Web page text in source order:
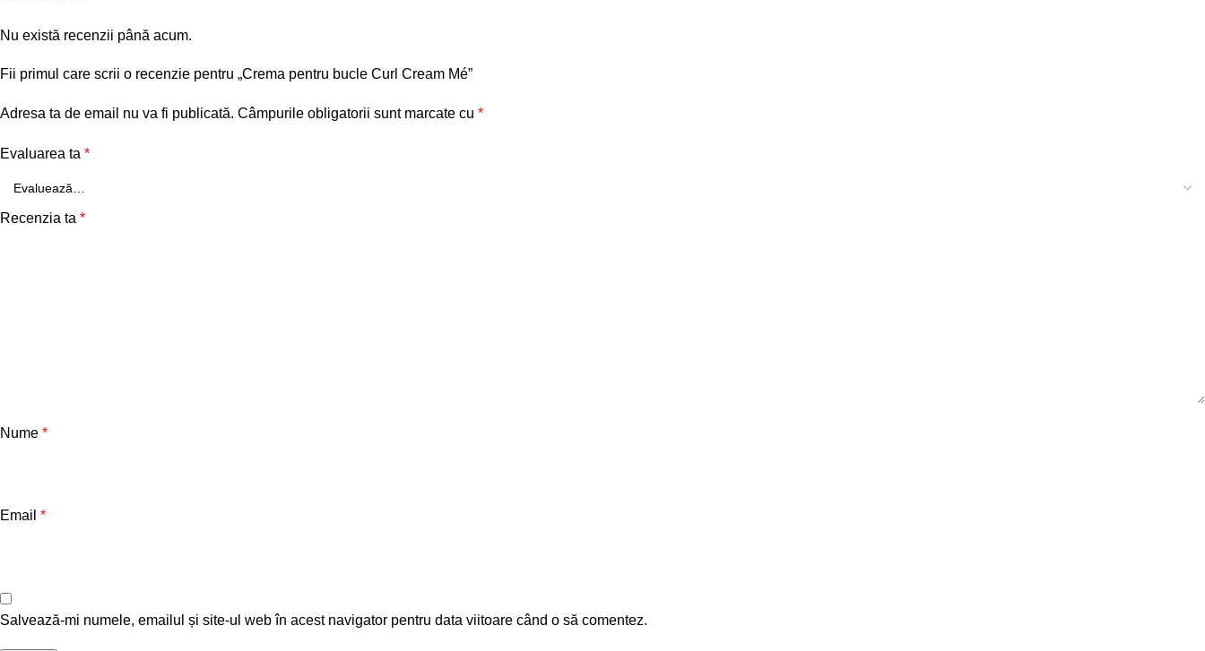
Nu există recenzii până acum.
Fii primul care scrii o recenzie pentru „Crema pentru bucle Curl Cream Mé”
Adresa ta de email nu va fi publicată. Câmpurile obligatorii sunt marcate cu *
Evaluarea ta *
Recenzia ta *
Nume *
Email *
Salvează-mi numele, emailul și site-ul web în acest navigator pentru data viitoare când o să comentez.